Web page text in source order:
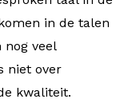
in de talen
veel
niet over
kwaliteit.